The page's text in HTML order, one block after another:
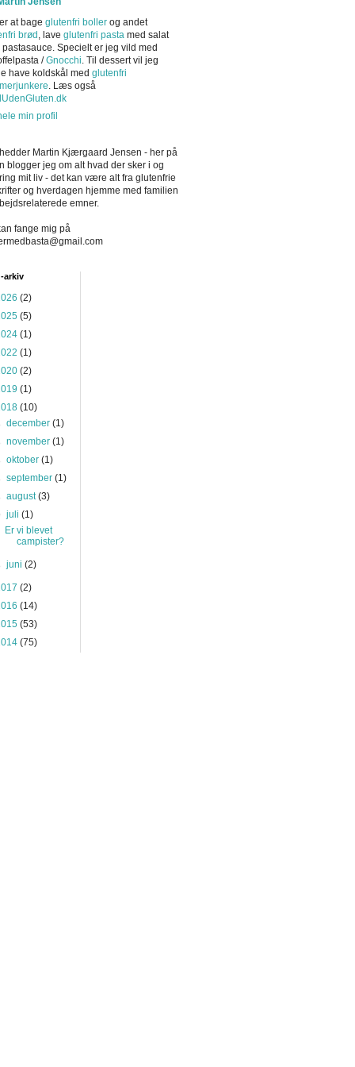
at bage glutenfri boller og andet
brød , lave glutenfri pasta med salat
Specielt er jeg vild med
/Gnocchi. Til dessert vil jeg
have koldskål med glutenfri
. Læs også
min profil
Martin Kjærgaard Jensen - her på
blogger jeg om alt hvad der sker i og
mit liv - det kan være alt fra glutenfrie
og hverdagen hjemme med familien
emner.
fange mig på
arkiv
(2)
(5)
(1)
(1)
(2)
(1)
(10)
december(1)
november(1)
oktober(1)
september(1)
august(3)
juli(1)
Er vi blevet
campister?
juni(2)
(2)
(14)
(53)
(75)